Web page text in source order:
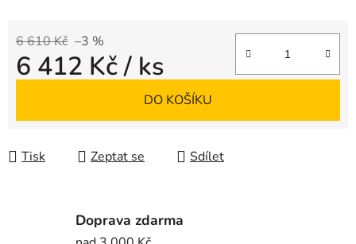
6 610 Kč –3 %
6 412 Kč/ ks
DO KOŠÍKU
Tisk Zeptat se Sdílet
Doprava zdarma